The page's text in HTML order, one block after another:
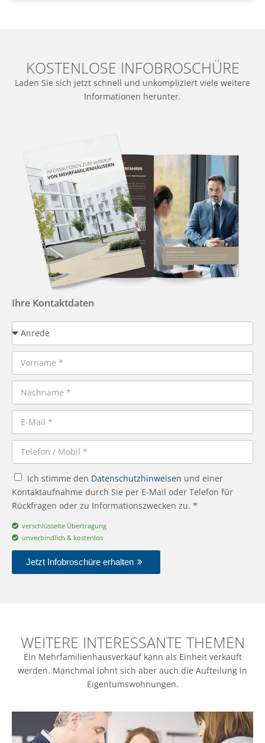
KOSTENLOSE INFOBROSCHÜRE
Laden Sie sich jetzt schnell und unkompliziert viele weitere
Informationen herunter.
Ihre Kontaktdaten
Ich stimme den Datenschutzhinweisen und einer
Kontaktaufnahme durch Sie per E-Mail oder Telefon für
Rückfragen oder zu Informationszwecken zu. *
verschlüsselte Übertragung
unverbindlich & kostenlos
Jetzt Infobroschüre erhalten
WEITERE INTERESSANTE THEMEN
Ein Mehrfamilienhausverkauf kann als Einheit verkauft
werden. Manchmal lohnt sich aber auch die Aufteilung in
Eigentumswohnungen.